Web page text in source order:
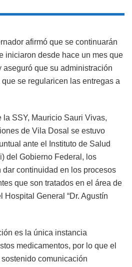
afirmó que se continuarán
iniciaron desde hace un mes que
aseguró que su administración
se regularicen las entregas a
la SSY, Mauricio Sauri Vivas,
de Vila Dosal se estuvo
ante el Instituto de Salud
del Gobierno Federal, los
dar continuidad en los procesos
que son tratados en el área de
General “Dr. Agustín
es la única instancia
medicamentos, por lo que el
comunicación